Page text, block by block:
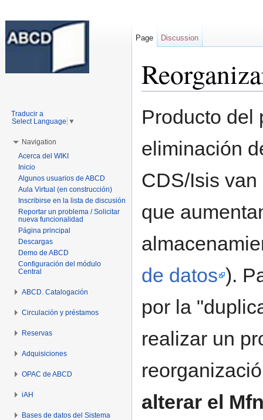
Producto del
eliminación
CDS/Isis
que
de datos ).
por la
realizar un
alterar el
Page Discussion
Traducir a
Select Language ▼
Navigation
Acerca del WIKI
Inicio
Algunos usuarios de ABCD
Aula Virtual (en construcción)
Inscribirse en la lista de discusión
Reportar un problema / Solicitar
nueva funcionalidad
Página principal
Descargas
Demo de ABCD
Configuración del módulo
Central
ABCD. Catalogación
Circulación y préstamos
Reservas
Adquisiciones
OPAC de ABCD
iAH
Bases de datos del Sistema